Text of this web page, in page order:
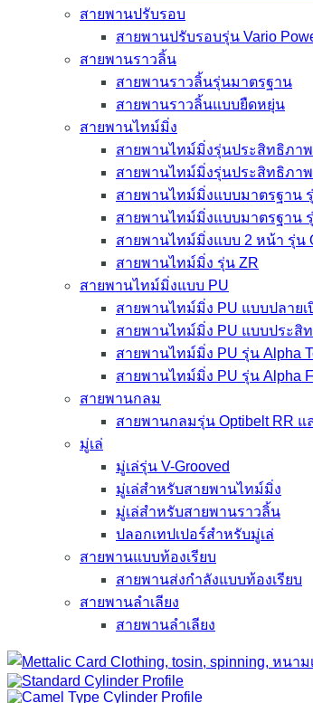
สายพานปรับรอบ
สายพานปรับรอบรุ่น Vario
สายพานราวลิ้น
สายพานราวลิ้นรุ่นมาตรฐาน
สายพานราวลิ้นแบบยืดหยุ่น
สายพานไทม์มิ่ง
สายพานไทม์มิ่งรุ่นประสิทธิภาพ
สายพานไทม์มิ่งรุ่นประสิทธิภาพ
สายพานไทม์มิ่งแบบมาตรฐาน
สายพานไทม์มิ่งแบบมาตรฐาน
สายพานไทม์มิ่งแบบ 2 หน้า รุ่น
สายพานไทม์มิ่ง รุ่น ZR
สายพานไทม์มิ่งแบบ PU
สายพานไทม์มิ่ง PU แบบปลายเ
สายพานไทม์มิ่ง PU แบบประสิ
สายพานไทม์มิ่ง PU รุ่น Alpha
สายพานไทม์มิ่ง PU รุ่น Alpha
สายพานกลม
สายพานกลมรุ่น Optibelt RR แ
มู่เล่
มู่เล่รุ่น V-Grooved
มู่เล่สำหรับสายพานไทม์มิ่ง
มู่เล่สำหรับสายพานราวลิ้น
ปลอกเทปเปอร์สำหรับมู่เล่
สายพานแบบท้องเรียบ
สายพานส่งกำลังแบบท้องเรียบ
สายพานลำเลียง
สายพานลำเลียง